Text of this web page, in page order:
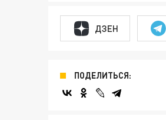
ДЗЕН
ПОДЕЛИТЬСЯ: